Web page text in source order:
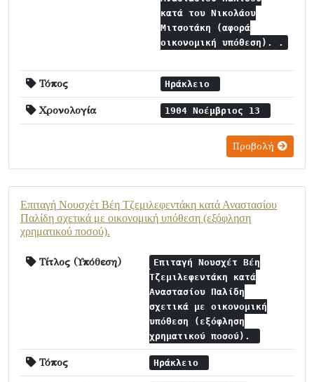
κατά του Νικολάου
Μιτσοτάκη (αφορά
οικονομική υπόθεση). .
Τόπος Ηράκλειο
Χρονολογία 1904 Νοέμβριος 13
Προβολή
Επιταγή Νουσχέτ Βέη Τζεμιλεφεντάκη κατά Αναστασίου
Παλίδη σχετικά με οικονομική υπόθεση (εξόφληση
χρηματικού ποσού).
Τίτλος (Υπόθεση)
Επιταγή Νουσχέτ Βέη
Τζεμιλεφεντάκη κατά
Αναστασίου Παλίδη
σχετικά με οικονομική
υπόθεση (εξόφληση
χρηματικού ποσού).
Τόπος Ηράκλειο